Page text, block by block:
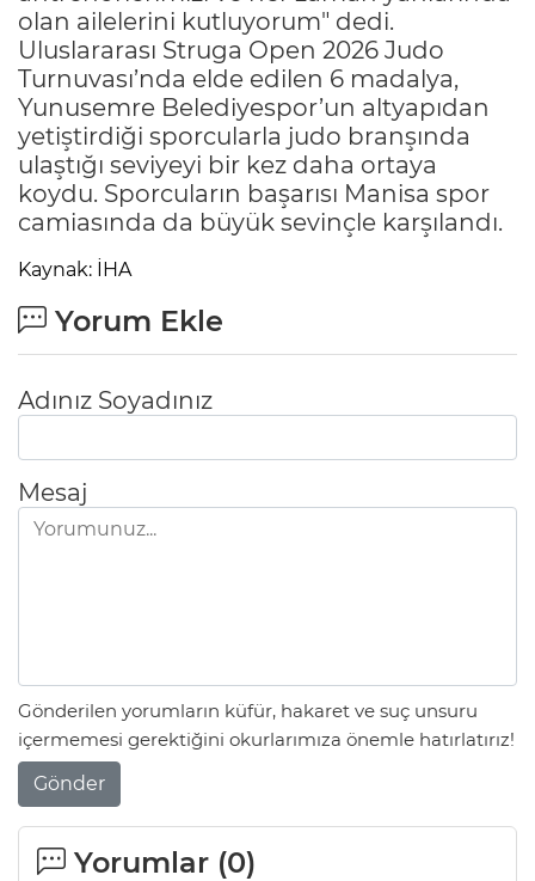
olan ailelerini kutluyorum" dedi.
Uluslararası Struga Open 2026 Judo
Turnuvası’nda elde edilen 6 madalya,
Yunusemre Belediyespor’un altyapıdan
yetiştirdiği sporcularla judo branşında
ulaştığı seviyeyi bir kez daha ortaya
koydu. Sporcuların başarısı Manisa spor
camiasında da büyük sevinçle karşılandı.
Kaynak: İHA
Yorum Ekle
Adınız Soyadınız
Mesaj
Gönderilen yorumların küfür, hakaret ve suç unsuru
içermemesi gerektiğini okurlarımıza önemle hatırlatırız!
Gönder
Yorumlar (0)